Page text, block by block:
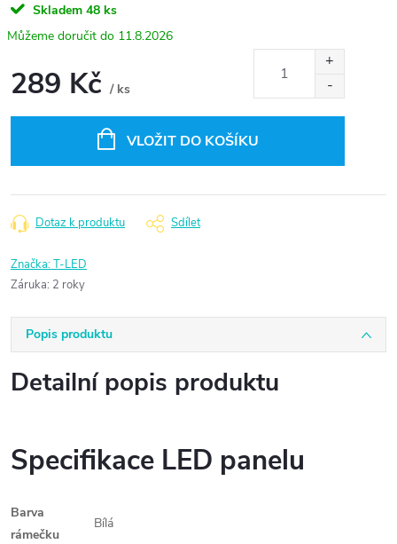
Skladem 48 ks
11.8.2026
289 Kč / ks
VLOŽIT DO KOŠÍKU
Dotaz k produktu Sdílet
Značka:T-LED
Záruka: 2 roky
Popis produktu
Detailní popis produktu
Specifikace LED panelu
Barva
rámečku
Bílá